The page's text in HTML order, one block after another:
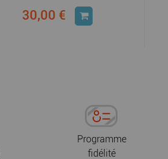
30,00 €
Programme
fidélité